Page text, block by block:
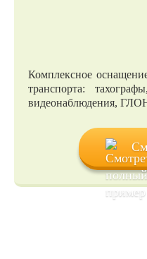
Комплексное
транспорта:
видеонаблюдения,